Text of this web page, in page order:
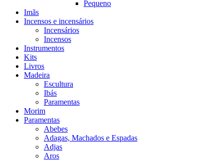
Pequeno
Imãs
Incensos e incensários
Incensários
Incensos
Instrumentos
Kits
Livros
Madeira
Escultura
Ibás
Paramentas
Morim
Paramentas
Abebes
Adagas, Machados e Espadas
Adjas
Aros